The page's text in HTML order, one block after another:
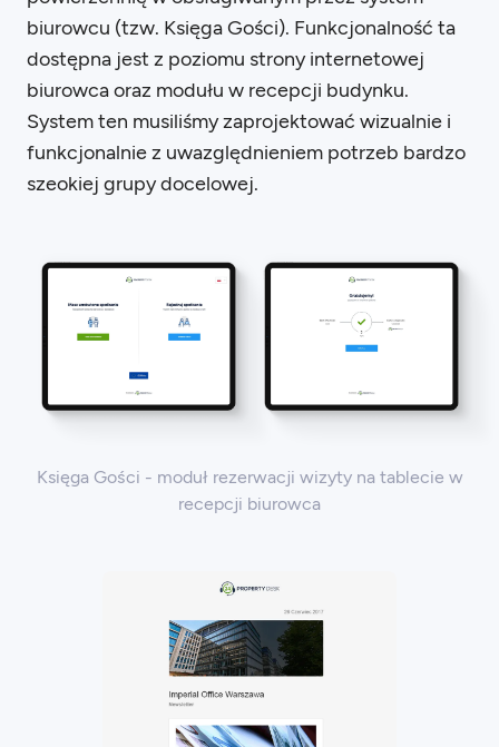
biurowcu (tzw. Księga Gości). Funkcjonalność ta
dostępna jest z poziomu strony internetowej
biurowca oraz modułu w recepcji budynku.
System ten musiliśmy zaprojektować wizualnie i
funkcjonalnie z uwazględnieniem potrzeb bardzo
szeokiej grupy docelowej.
Księga Gości - moduł rezerwacji wizyty na tablecie w
recepcji biurowca